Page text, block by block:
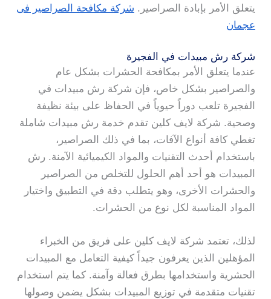
يتعلق الأمر بإبادة الصراصير. شركة مكافحة الصراصير فى
عجمان
شركة رش مبيدات في الفجيرة
عندما يتعلق الأمر بمكافحة الحشرات بشكل عام
والصراصير بشكل خاص، فإن شركة رش مبيدات في
الفجيرة تلعب دوراً حيوياً في الحفاظ على بيئة نظيفة
وصحية. شركة لايف كلين تقدم خدمة رش مبيدات شاملة
تغطي كافة أنواع الآفات، بما في ذلك الصراصير،
باستخدام أحدث التقنيات والمواد الكيميائية الآمنة. رش
المبيدات هو أحد أهم الحلول للتخلص من الصراصير
والحشرات الأخرى، وهو يتطلب دقة في التطبيق واختيار
المواد المناسبة لكل نوع من الحشرات.
لذلك، تعتمد شركة لايف كلين على فريق من الخبراء
المؤهلين الذين يعرفون جيداً كيفية التعامل مع المبيدات
الحشرية واستخدامها بطرق فعالة وآمنة. كما يتم استخدام
تقنيات متقدمة في توزيع المبيدات بشكل يضمن وصولها